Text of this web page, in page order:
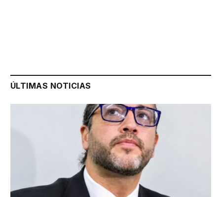
ÚLTIMAS NOTICIAS